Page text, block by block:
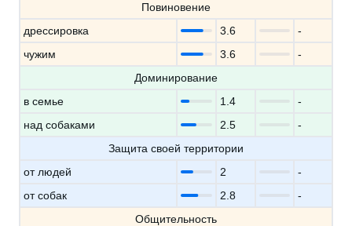
Повиновение
дрессировка
3.6
-
чужим
3.6
-
Доминирование
в семье
1.4
-
над собаками
2.5
-
Защита своей территории
от людей
2
-
от собак
2.8
-
Общительность